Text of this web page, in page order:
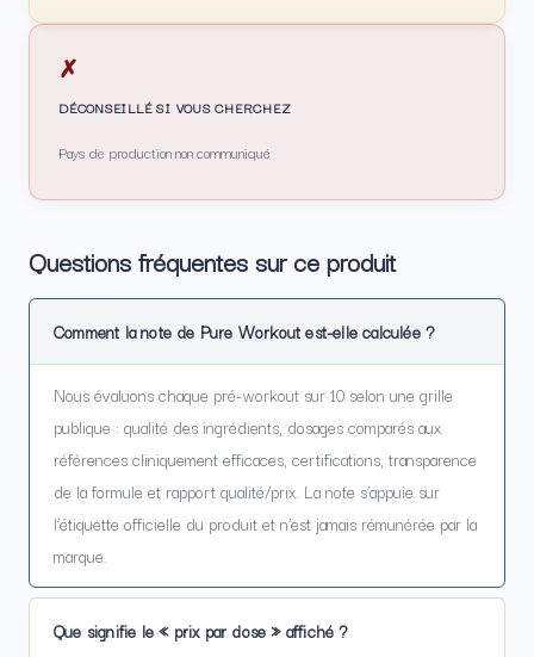
✗
DÉCONSEILLÉ SI VOUS CHERCHEZ
Pays de production non communiqué
Questions fréquentes sur ce produit
Comment la note de Pure Workout est-elle calculée ?
Nous évaluons chaque pré-workout sur 10 selon une grille
publique : qualité des ingrédients, dosages comparés aux
références cliniquement efficaces, certifications, transparence
de la formule et rapport qualité/prix. La note s’appuie sur
l’étiquette officielle du produit et n’est jamais rémunérée par la
marque.
Que signifie le « prix par dose » affiché ?